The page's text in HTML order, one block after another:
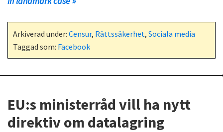
Arkiverad under: Censur, Rättssäkerhet, Sociala media
Taggad som: Facebook
EU:s ministerråd vill ha nytt
direktiv om datalagring